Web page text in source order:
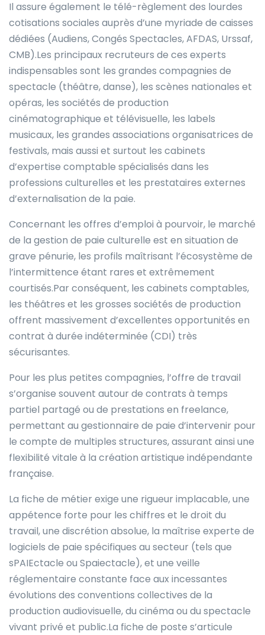
Il assure également le télé-règlement des lourdes
cotisations sociales auprès d’une myriade de caisses
dédiées (Audiens, Congés Spectacles, AFDAS, Urssaf,
CMB).Les principaux recruteurs de ces experts
indispensables sont les grandes compagnies de
spectacle (théâtre, danse), les scènes nationales et
opéras, les sociétés de production
cinématographique et télévisuelle, les labels
musicaux, les grandes associations organisatrices de
festivals, mais aussi et surtout les cabinets
d’expertise comptable spécialisés dans les
professions culturelles et les prestataires externes
d’externalisation de la paie.
Concernant les offres d’emploi à pourvoir, le marché
de la gestion de paie culturelle est en situation de
grave pénurie, les profils maîtrisant l’écosystème de
l’intermittence étant rares et extrêmement
courtisés.Par conséquent, les cabinets comptables,
les théâtres et les grosses sociétés de production
offrent massivement d’excellentes opportunités en
contrat à durée indéterminée (CDI) très
sécurisantes.
Pour les plus petites compagnies, l’offre de travail
s’organise souvent autour de contrats à temps
partiel partagé ou de prestations en freelance,
permettant au gestionnaire de paie d’intervenir pour
le compte de multiples structures, assurant ainsi une
flexibilité vitale à la création artistique indépendante
française.
La fiche de métier exige une rigueur implacable, une
appétence forte pour les chiffres et le droit du
travail, une discrétion absolue, la maîtrise experte de
logiciels de paie spécifiques au secteur (tels que
sPAIEctacle ou Spaiectacle), et une veille
réglementaire constante face aux incessantes
évolutions des conventions collectives de la
production audiovisuelle, du cinéma ou du spectacle
vivant privé et public.La fiche de poste s’articule